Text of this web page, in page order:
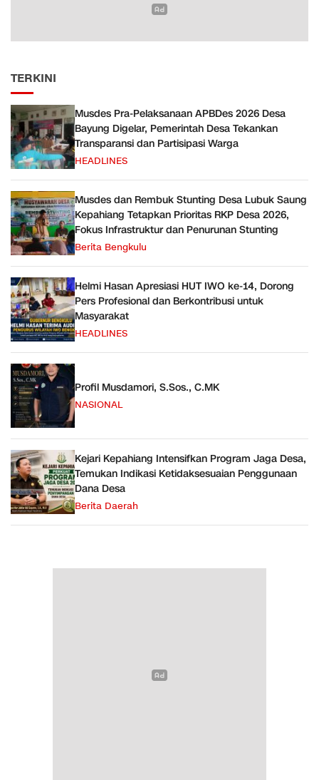
TERKINI
Musdes Pra-Pelaksanaan APBDes 2026 Desa
Bayung Digelar, Pemerintah Desa Tekankan
Transparansi dan Partisipasi Warga
HEADLINES
Musdes dan Rembuk Stunting Desa Lubuk Saung
Kepahiang Tetapkan Prioritas RKP Desa 2026,
Fokus Infrastruktur dan Penurunan Stunting
Berita Bengkulu
Helmi Hasan Apresiasi HUT IWO ke-14, Dorong
Pers Profesional dan Berkontribusi untuk
Masyarakat
HEADLINES
Profil Musdamori, S.Sos., C.MK
NASIONAL
Kejari Kepahiang Intensifkan Program Jaga Desa,
Temukan Indikasi Ketidaksesuaian Penggunaan
Dana Desa
Berita Daerah